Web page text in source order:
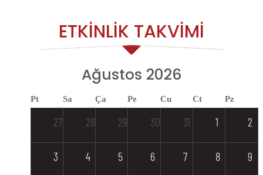
ETKİNLİK TAKVİMİ
Ağustos 2026
Pt Sa Ça Pe Cu Ct Pz
27 28 29 30 31 1 2
3 4 5 6 7 8 9